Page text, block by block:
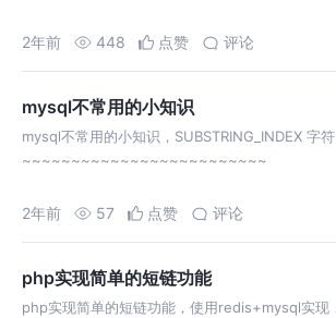
2年前 448 点赞 评论
mysql不常用的小知识
mysql不常用的小知识，SUBSTRING_INDEX 字
~~~~~~~~~~~~~~~~~~~~~~~~~
2年前 57 点赞 评论
php实现简单的短链功能
php实现简单的短链功能，使用redis+mysql实现